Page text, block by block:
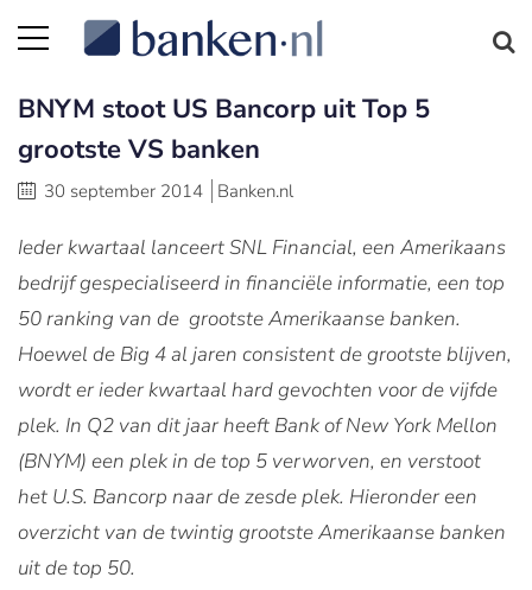
BNYM stoot US Bancorp uit Top 5
grootste VS banken
30 september 2014 Banken.nl
Ieder kwartaal lanceert SNL Financial, een Amerikaans
bedrijf gespecialiseerd in financiële informatie, een top
50 ranking van de grootste Amerikaanse banken.
Hoewel de Big 4 al jaren consistent de grootste blijven,
wordt er ieder kwartaal hard gevochten voor de vijfde
plek. In Q2 van dit jaar heeft Bank of New York Mellon
(BNYM) een plek in de top 5 verworven, en verstoot
het U.S. Bancorp naar de zesde plek. Hieronder een
overzicht van de twintig grootste Amerikaanse banken
uit de top 50.